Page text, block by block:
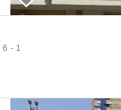
1 - 6 من 6 شقق